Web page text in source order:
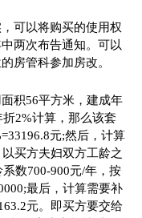
可以将购买的使用权
两次布告通知。可以
房管科参加房改。
积56平方米，建成年
2%计算，那么该套
元;然后，计算
买方夫妇双方工龄之
数700-900元/年，按
最后，计算需要补
元。即买方要交给